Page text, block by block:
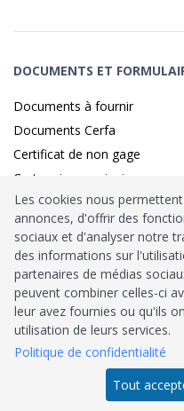
DOCUMENTS ET
Documents à fournir
Documents Cerfa
Certificat de non gage
Carte grise provisoire
Identité sécurisé par
HabilitationMinistère
Agrément Trésor Public
Tous droits réservés © 2026
Les cookies nous
annonces, d'offrir des
sociaux et d'analyser notre
des informations sur
partenaires de médias
peuvent combiner celles-ci
leur avez fournies ou qu'ils
utilisation de leurs services.
Politique de confidentialité
Tout